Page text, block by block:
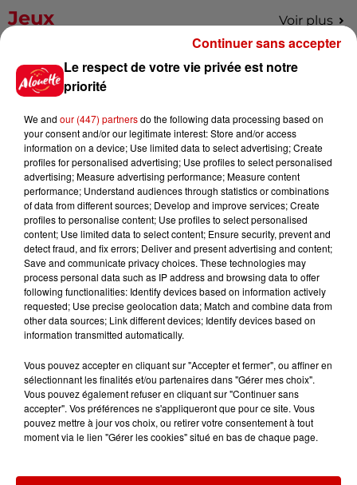
Jeux Voir plus
Gagnez vos places pour le
Festival du Roi Arthur 2026 !
Gagnez vos entrées pour le
Musée du Sport Automobile au
Mans !
Alouette vous invite à
Futuroscope Xperiences !
Le Duel - Gagnez votre balade
en jet ski !
Le respect de votre vie privée est notre
priorité
We and our (447) partnersdo the following data processing based on
your consent and/or our legitimate interest: Store and/or access
information on a device; Use limited data to select advertising; Create
profiles for personalised advertising; Use profiles to select personalised
advertising; Measure advertising performance; Measure content
performance; Understand audiences through statistics or combinations
of data from different sources; Develop and improve services; Create
profiles to personalise content; Use profiles to select personalised
content; Use limited data to select content; Ensure security, prevent and
detect fraud, and fix errors; Deliver and present advertising and content;
Save and communicate privacy choices. These technologies may
process personal data such as IP address and browsing data to offer
following functionalities: Identify devices based on information actively
requested; Use precise geolocation data; Match and combine data from
other data sources; Link different devices; Identify devices based on
information transmitted automatically.
Vous pouvez accepter en cliquant sur "Accepter et fermer", ou affiner en
sélectionnant les finalités et/ou partenaires dans "Gérer mes choix".
Vous pouvez également refuser en cliquant sur "Continuer sans
accepter". Vos préférences ne s'appliqueront que pour ce site. Vous
pouvez mettre à jour vos choix, ou retirer votre consentement à tout
moment via le lien "Gérer les cookies" situé en bas de chaque page.
Continuer sans accepter